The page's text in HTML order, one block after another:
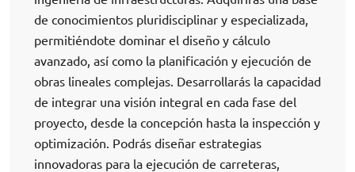
de conocimientos pluridisciplinar y especializada,
permitiéndote dominar el diseño y cálculo
avanzado, así como la planificación y ejecución de
obras lineales complejas. Desarrollarás la capacidad
de integrar una visión integral en cada fase del
proyecto, desde la concepción hasta la inspección y
optimización. Podrás diseñar estrategias
innovadoras para la ejecución de carreteras,